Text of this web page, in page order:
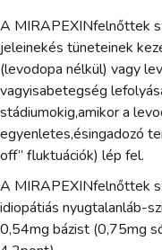
A MIRAPEXINfelnőttek
jeleinekés tüneteinek
(levodopa nélkül) vagy
vagyisabetegség
stádiumokig,amikor a
egyenletes,ésingadozó
off” fluktuációk) lép fel.
A MIRAPEXINfelnőttek
idiopátiás nyugtalanláb-
0,54mg bázist (0,75mg